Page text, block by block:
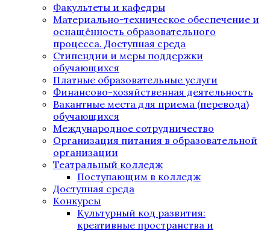
Факультеты и кафедры
Материально-техническое обеспечение и
оснащённость образовательного
процесса. Доступная среда
Стипендии и меры поддержки
обучающихся
Платные образовательные услуги
Финансово-хозяйственная деятельность
Вакантные места для приема (перевода)
обучающихся
Международное сотрудничество
Организация питания в образовательной
организации
Театральный колледж
Поступающим в колледж
Доступная среда
Конкурсы
Культурный код развития:
креативные пространства и